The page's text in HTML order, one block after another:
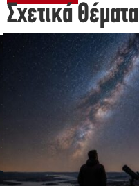
Σχετικά Θέματα